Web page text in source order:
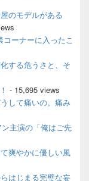
のモデルがある
ーナーに入ったこ
する危うさと、そ
- 15,695 views
して痛いの。痛み
主演の「俺はご先
爽やかに優しい風
はじまる完璧な妄